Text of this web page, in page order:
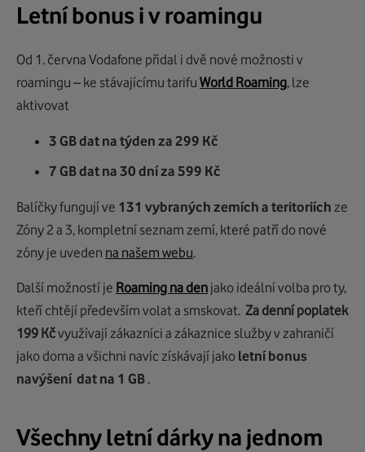
Letní bonus i v roamingu
Od 1. června Vodafone přidal i dvě nové možnosti v
roamingu – ke stávajícímu tarifu World Roaming, lze
aktivovat
3 GB dat na týden za 299 Kč
7 GB dat na 30 dní za 599 Kč
Balíčky fungují ve 131 vybraných zemích a teritoriích ze
Zóny 2 a 3, kompletní seznam zemí, které patří do nové
zóny je uveden na našem webu.
Další možností je Roaming na den jako ideální volba pro ty,
kteří chtějí především volat a smskovat. Za denní poplatek
199 Kčvyužívají zákazníci a zákaznice služby v zahraničí
jako doma a všichni navíc získávají jako letní bonus
navýšení dat na 1 GB .
Všechny letní dárky na jednom